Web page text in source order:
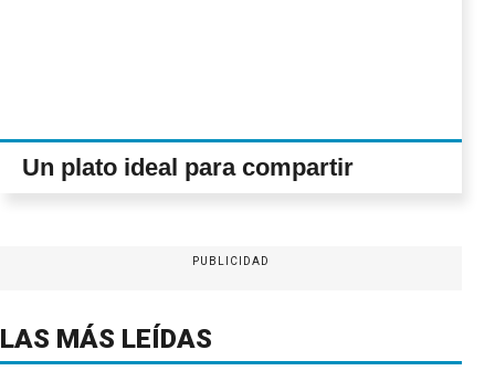
Un plato ideal para compartir
PUBLICIDAD
LAS MÁS LEÍDAS